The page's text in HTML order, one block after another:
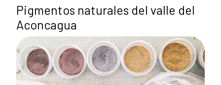
Pigmentos naturales del valle del
Aconcagua